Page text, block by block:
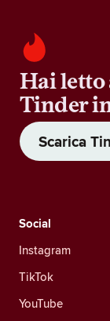
Hai letto
Tinder
Scarica
Social
Instagram
TikTok
YouTube